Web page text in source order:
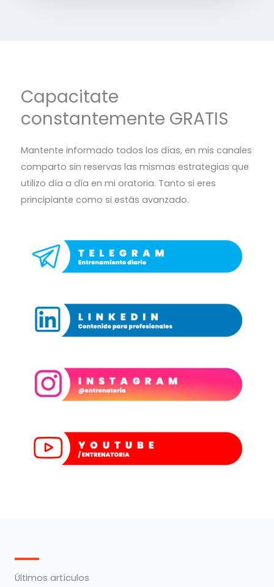
Capacitate
constantemente GRATIS
Mantente informado todos los días, en mis canales
comparto sin reservas las mismas estrategias que
utilizo día a día en mi oratoria. Tanto si eres
principiante como si estás avanzado.
Últimos artículos